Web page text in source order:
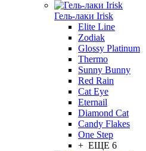
Гель-лаки Irisk
Elite Line
Zodiak
Glossy Platinum
Thermo
Sunny Bunny
Red Rain
Cat Eye
Eternail
Diamond Cat
Candy Flakes
One Step
+ ЕЩЕ 6